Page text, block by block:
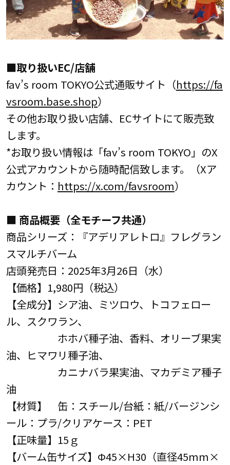
■取り扱いEC/店舗
fav’s room TOKYO公式通販サイト（https://fa
vsroom.base.shop）
その他お取り扱い店舗、ECサイトにて販売致
します。
*お取り扱い情報は「fav’s room TOKYO」のX
公式アカウントから随時配信致します。（Xア
カウント： https://x.com/favsroom）
■ 商品概要（全モチーフ共通）
商品シリーズ：『アデリアレトロ』フレグラン
スマルチバーム
店頭発売日：2025年3月26日（水）
【価格】1,980円（税込）
【全成分】シア油、ミツロウ、トコフェロー
ル、スクワラン、
ホホバ種子油、香料、オリーブ果実
油、ヒマワリ種子油、
カニナバラ果実油、マカデミア種子
油
【材質】 缶：スチール/台紙：紙/バージンシ
ール：プラ/クリアケース：PET
【正味量】15ｇ
【バーム缶サイズ】Φ45×H30（直径45mm×